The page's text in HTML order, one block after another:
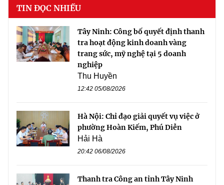
TIN ĐỌC NHIỀU
Tây Ninh: Công bố quyết định thanh
tra hoạt động kinh doanh vàng
trang sức, mỹ nghệ tại 5 doanh
nghiệp
Thu Huyền
12:42 05/08/2026
Hà Nội: Chỉ đạo giải quyết vụ việc ở
phường Hoàn Kiếm, Phú Diễn
Hải Hà
20:42 06/08/2026
Thanh tra Công an tỉnh Tây Ninh